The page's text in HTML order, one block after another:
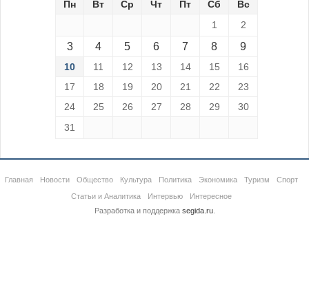
Пн Вт Ср Чт Пт Сб
Вс
1
2
3 4 5 6 7 8 9
10 11 12 13 14 15
16
17
18 19 20 21 22
23
24
25 26 27 28 29
30
31
Главная Новости Общество Культура Политика Экономика Туризм
Спорт
Статьи и Аналитика
Интервью
Интересное
Разработка и поддержка segida.ru.